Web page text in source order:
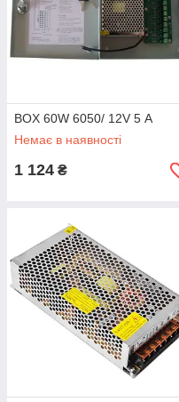
BOX 60W 6050/ 12V 5 А
Немає в наявності
1 124 ₴